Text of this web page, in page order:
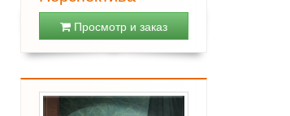
Просмотр и заказ